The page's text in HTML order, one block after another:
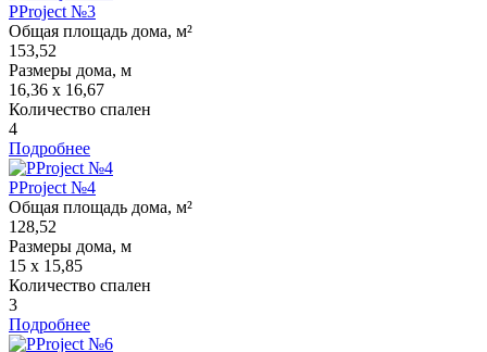
PProject №3
Общая площадь дома, м²
153,52
Размеры дома, м
16,36 х 16,67
Количество спален
4
Подробнее
PProject №4
Общая площадь дома, м²
128,52
Размеры дома, м
15 x 15,85
Количество спален
3
Подробнее